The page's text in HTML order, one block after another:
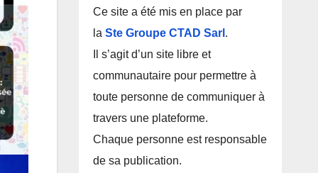
Ce site a été mis en place par
la Ste Groupe CTAD Sarl .
Il s’agit d’un site libre et
communautaire pour permettre à
toute personne de communiquer à
travers une plateforme.
Chaque personne est responsable
de sa publication.